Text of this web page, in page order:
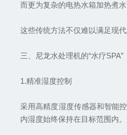
而更为复杂的电热水箱加热煮
这些传统方法不仅难以满足现
三、尼龙水处理机的“水疗SPA”
1.精准湿度控制
采用高精度湿度传感器和智能
内湿度始终保持在目标范围内